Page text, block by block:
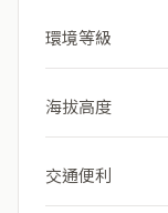
環境等級
海拔高度
交通便利